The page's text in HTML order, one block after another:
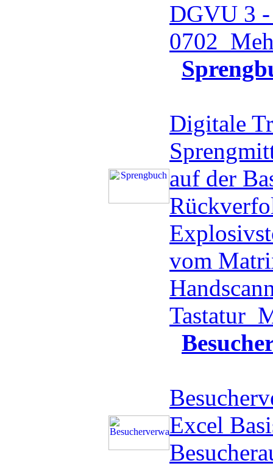
DGVU 3
0702
Digitale
auf der
vom
Tastatur
Excel